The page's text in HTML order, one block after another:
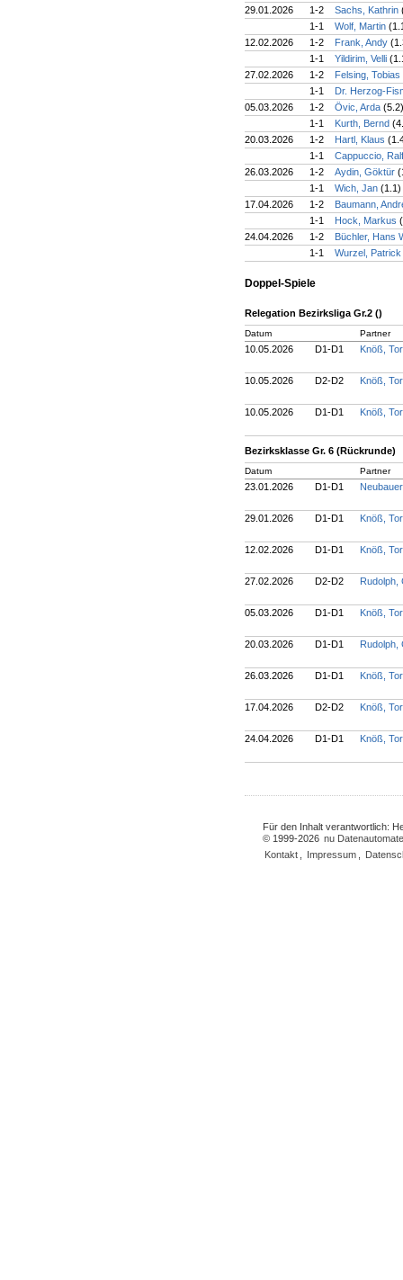
29.01.2026
1-2 Sachs, Kathrin
1-1
Wolf, Martin
12.02.2026
1-2 Frank, Andy
1-1
Yildirim, Velli
27.02.2026
1-2
Felsing, Tobias
1-1
Dr. Herzog-
05.03.2026
1-2 Övic, Arda (5.2)
1-1
Kurth, Bernd
20.03.2026
1-2 Hartl, Klaus
1-1
Cappuccio,
26.03.2026
1-2 Aydin, Göktür
1-1
Wich, Jan (1.1)
17.04.2026
1-2
Baumann,
1-1
Hock, Markus
24.04.2026
1-2
Büchler, Hans
1-1
Wurzel, Patrick
Doppel-Spiele
Relegation Bezirksliga Gr.2 ()
Datum Partner
10.05.2026 D1-D1 Knöß,
10.05.2026 D2-D2 Knöß,
10.05.2026 D1-D1 Knöß,
Bezirksklasse Gr. 6 (Rückrunde)
Datum Partner
23.01.2026 D1-D1
29.01.2026 D1-D1 Knöß,
12.02.2026 D1-D1 Knöß,
27.02.2026 D2-D2 Rudolph,
05.03.2026 D1-D1 Knöß,
20.03.2026 D1-D1 Rudolph,
26.03.2026 D1-D1 Knöß,
17.04.2026 D2-D2 Knöß,
24.04.2026 D1-D1 Knöß,
Für den Inhalt verantwortlich:
© 1999-2026 nu
Kontakt
Impressum